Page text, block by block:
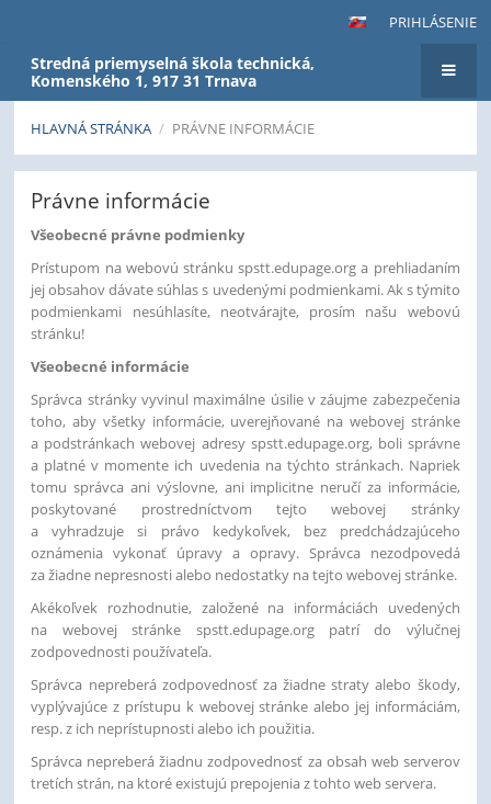
PRIHLÁSENIE
Stredná priemyselná škola technická,
Komenského 1, 917 31 Trnava
HLAVNÁ STRÁNKA / PRÁVNE INFORMÁCIE
Právne
informácie
Právne informácie
Všeobecné právne podmienky
Prístupom na webovú stránku spstt.edupage.org a prehliadaním
jej obsahov dávate súhlas s uvedenými podmienkami. Ak s týmito
podmienkami nesúhlasíte, neotvárajte, prosím našu webovú
stránku!
Všeobecné informácie
Správca stránky vyvinul maximálne úsilie v záujme zabezpečenia
toho, aby všetky informácie, uverejňované na webovej stránke
a podstránkach webovej adresy spstt.edupage.org, boli správne
a platné v momente ich uvedenia na týchto stránkach. Napriek
tomu správca ani výslovne, ani implicitne neručí za informácie,
poskytované prostredníctvom tejto webovej stránky
a vyhradzuje si právo kedykoľvek, bez predchádzajúceho
oznámenia vykonať úpravy a opravy. Správca nezodpovedá
za žiadne nepresnosti alebo nedostatky na tejto webovej stránke.
Akékoľvek rozhodnutie, založené na informáciách uvedených
na webovej stránke spstt.edupage.org patrí do výlučnej
zodpovednosti používateľa.
Správca nepreberá zodpovednosť za žiadne straty alebo škody,
vyplývajúce z prístupu k webovej stránke alebo jej informáciám,
resp. z ich neprístupnosti alebo ich použitia.
Správca nepreberá žiadnu zodpovednosť za obsah web serverov
tretích strán, na ktoré existujú prepojenia z tohto web servera.